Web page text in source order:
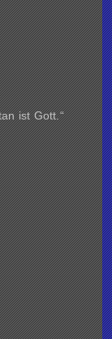
ist Gott.“